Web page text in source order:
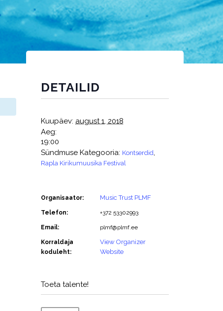
DETAILID
Kuupäev: august 1, 2018
Aeg:
19:00
Sündmuse Kategooria: Kontserdid,
Rapla Kirikumuusika Festival
Organisaator: Music Trust PLMF
Telefon: +372 53302993
Email: plmf@plmf.ee
Korraldaja
koduleht:
View Organizer
Website
Toeta talente!